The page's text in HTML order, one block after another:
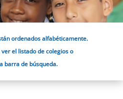
ordenados alfabéticamente.
el listado de colegios o
barra de búsqueda.